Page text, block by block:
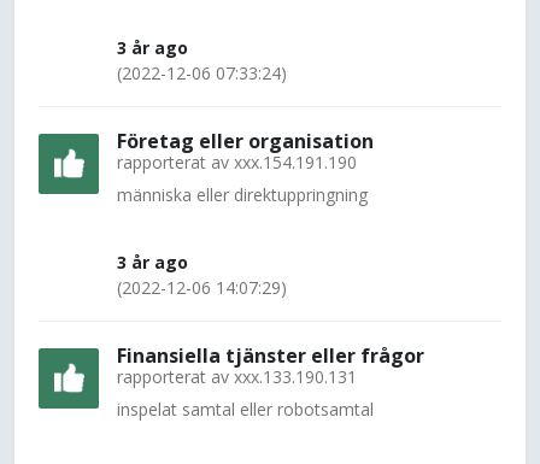
3 år ago
(2022-12-06 07:33:24)
Företag eller organisation
rapporterat av xxx.154.191.190
människa eller direktuppringning
3 år ago
(2022-12-06 14:07:29)
Finansiella tjänster eller frågor
rapporterat av xxx.133.190.131
inspelat samtal eller robotsamtal